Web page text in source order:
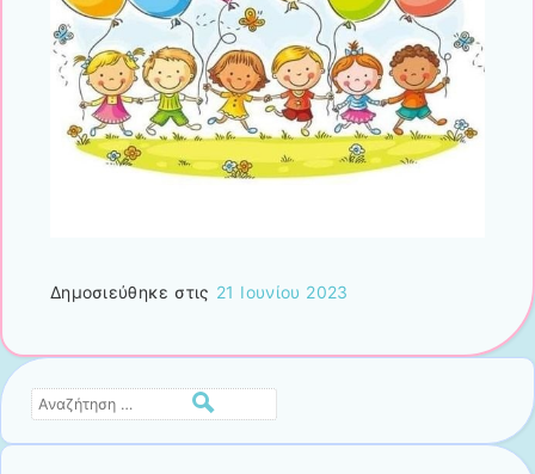
Δημοσιεύθηκε στις 21 Ιουνίου 2023
Αναζήτηση